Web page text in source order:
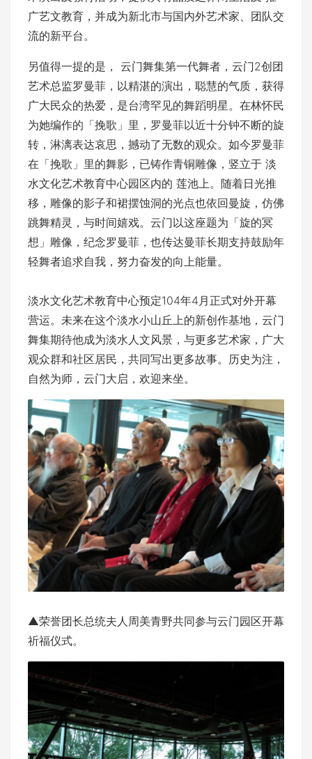
广艺文教育，并成为新北市与国内外艺术家、团队交
流的新平台。
另值得一提的是， 云门舞集第一代舞者，云门2创团
艺术总监罗曼菲，以精湛的演出，聪慧的气质，获得
广大民众的热爱，是台湾罕见的舞蹈明星。在林怀民
为她编作的「挽歌」里，罗曼菲以近十分钟不断的旋
转，淋漓表达哀思，撼动了无数的观众。如今罗曼菲
在「挽歌」里的舞影，已铸作青铜雕像，竖立于 淡
水文化艺术教育中心园区内的 莲池上。随着日光推
移，雕像的影子和裙摆蚀洞的光点也依回曼旋，仿佛
跳舞精灵，与时间嬉戏。云门以这座题为「旋的冥
想」雕像，纪念罗曼菲，也传达曼菲长期支持鼓励年
轻舞者追求自我，努力奋发的向上能量。
淡水文化艺术教育中心预定104年4月正式对外开幕
营运。未来在这个淡水小山丘上的新创作基地，云门
舞集期待他成为淡水人文风景，与更多艺术家，广大
观众群和社区居民，共同写出更多故事。历史为注，
自然为师，云门大启，欢迎来坐。
▲荣誉团长总统夫人周美青野共同参与云门园区开幕
祈福仪式。